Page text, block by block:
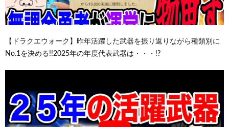
【ドラクエウォーク】昨年活躍した武器を振り返りながら種類別に
No.1を決める!!2025年の年度代表武器は・・・!?